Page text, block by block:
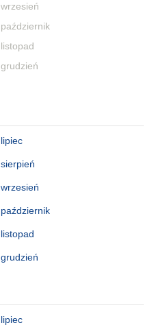
wrzesień
październik
listopad
grudzień
lipiec
sierpień
wrzesień
październik
listopad
grudzień
lipiec